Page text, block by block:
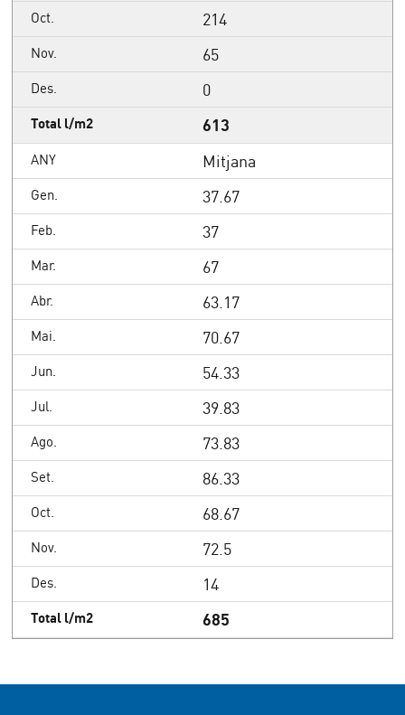
214
65
0
613
Mitjana
37.67
37
67
63.17
70.67
54.33
39.83
73.83
86.33
68.67
72.5
14
685